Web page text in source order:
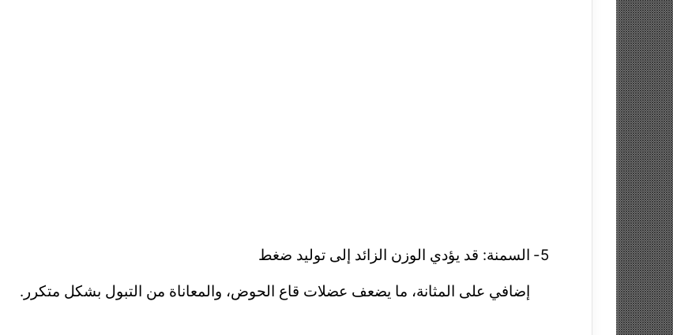
5-
السمنة: قد يؤدي الوزن الزائد إلى توليد ضغط
إضافي على المثانة، ما يضعف عضلات قاع الحوض، والمعاناة من التبول بشكل متكرر.